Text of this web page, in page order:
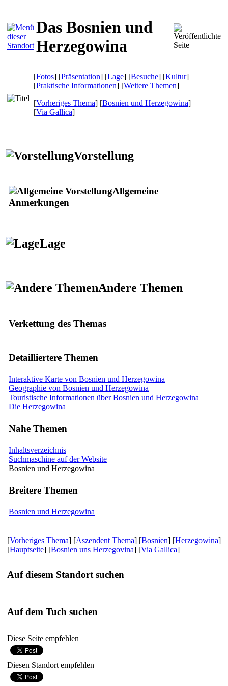
Das Bosnien und
Herzegowina
[Fotos] [Präsentation] [Lage] [Besuche] [Kultur]
[Praktische Informationen] [Weitere Themen]
[Vorheriges Thema] [Bosnien und Herzegowina]
[Via Gallica]
Vorstellung
Allgemeine
Anmerkungen
Lage
Andere Themen
Verkettung des Themas
Detailliertere Themen
Interaktive Karte von Bosnien und Herzegowina
Geographie von Bosnien und Herzegowina
Touristische Informationen über Bosnien und Herzegowina
Die Herzegowina
Nahe Themen
Inhaltsverzeichnis
Suchmaschine auf der Website
Bosnien und Herzegowina
Breitere Themen
Bosnien und Herzegowina
[Vorheriges Thema] [Aszendent Thema] [Bosnien] [Herzegowina]
[Hauptseite] [Bosnien uns Herzegovina] [Via Gallica]
Auf diesem Standort suchen
Auf dem Tuch suchen
Diese Seite empfehlen
Diesen Standort empfehlen